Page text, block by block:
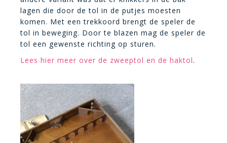
lagen die door de tol in de putjes moesten
komen. Met een trekkoord brengt de speler de
tol in beweging. Door te blazen mag de speler de
tol een gewenste richting op sturen.
Lees hier meer over de zweeptol en de haktol.